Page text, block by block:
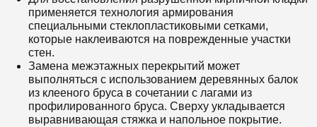
применяется технология армирования
специальными стеклопластиковыми сетками,
которые наклеиваются на поврежденные участки
стен.
Замена межэтажных перекрытий может
выполняться с использованием деревянных балок
из клееного бруса в сочетании с лагами из
профилированного бруса. Сверху укладывается
выравнивающая стяжка и напольное покрытие.